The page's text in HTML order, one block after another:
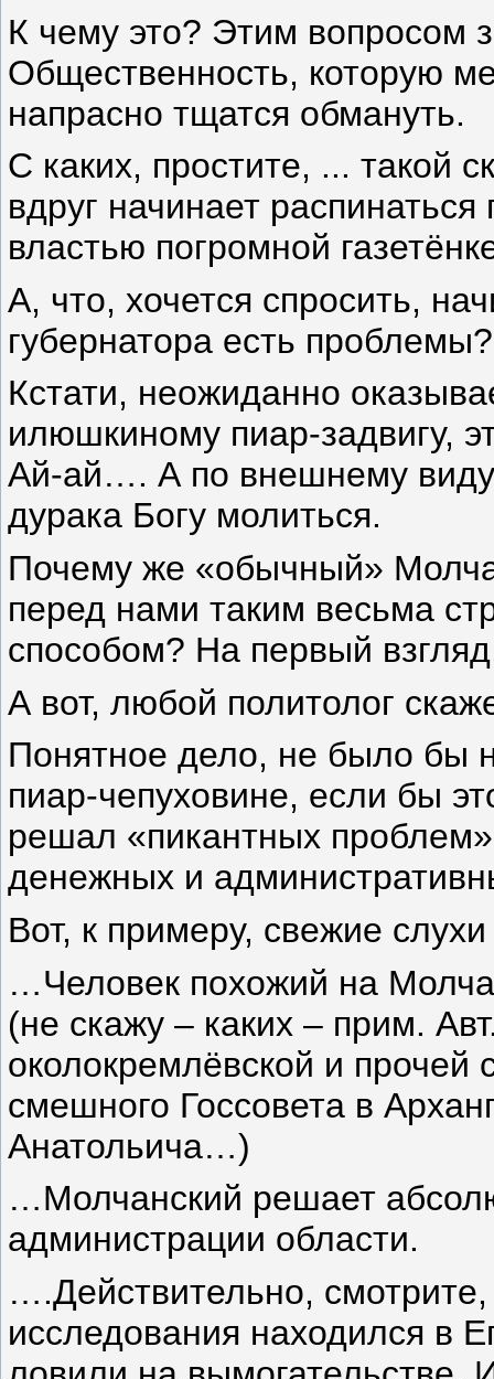
К чему это? Этим вопросом
Общественность, которую
напрасно тщатся обмануть.
С каких, простите, ... такой
вдруг начинает
властью погромной
А, что, хочется спросить,
губернатора есть
Кстати, неожиданно
илюшкиному пиар-задвигу,
Ай-ай…. А по внешнему
дурака Богу молиться.
Почему же «обычный»
перед нами таким весьма
способом? На первый
А вот, любой политолог
Понятное дело, не было бы
пиар-чепуховине, если бы
решал «пикантных
денежных и
Вот, к примеру, свежие
…Человек похожий на
(не скажу – каких – прим.
околокремлёвской и прочей
смешного Госсовета в
Анатольича…)
…Молчанский решает
администрации области.
….Действительно,
исследования находился в